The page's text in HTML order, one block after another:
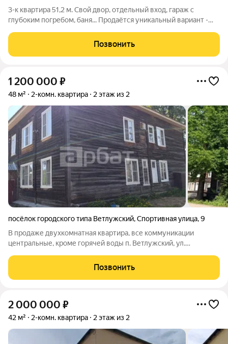
3-к квартира 51,2 м. Свой двор, отдельный вход, гараж с
глубоким погребом, баня... Продаётся уникальный вариант -
ул. Молодежная, д. 60. Дом двухквартирный, из шлакобетона
на ж/б фундаменте.
Позвонить
1 200 000 ₽
48 м² 2-комн. квартира 2 этаж из 2
посёлок городского типа Ветлужский,Спортивная улица,9
В продаже двухкомнатная квартира, все коммуникации
центральные, кроме горячей воды п. Ветлужский, ул.
этажного деревянного дома. Комнаты изолированные, с видом
на улицу. Кухня правильной
Позвонить
2 000 000 ₽
42 м² 2-комн. квартира 2 этаж из 2